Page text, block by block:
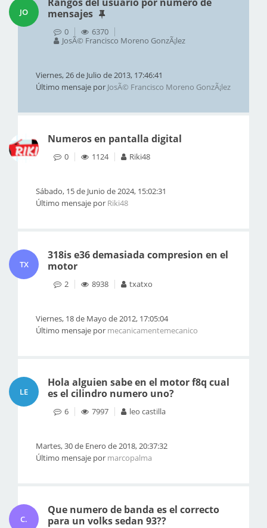
JO
mensajes
0
6370
JosÃ© Francisco Moreno GonzÃ¡lez
Viernes, 26 de Julio de 2013, 17:46:41
Último mensaje por JosÃ© Francisco Moreno GonzÃ¡lez
Numeros en pantalla digital
0 1124 Riki48
Sábado, 15 de Junio de 2024, 15:02:31
Último mensaje por Riki48
TX
318is e36 demasiada compresion en el
motor
2 8938 txatxo
Viernes, 18 de Mayo de 2012, 17:05:04
Último mensaje por mecanicamentemecanico
LE
Hola alguien sabe en el motor f8q cual
es el cilindro numero uno?
6 7997 leo castilla
Martes, 30 de Enero de 2018, 20:37:32
Último mensaje por marcopalma
C.
Que numero de banda es el correcto
para un volks sedan 93??